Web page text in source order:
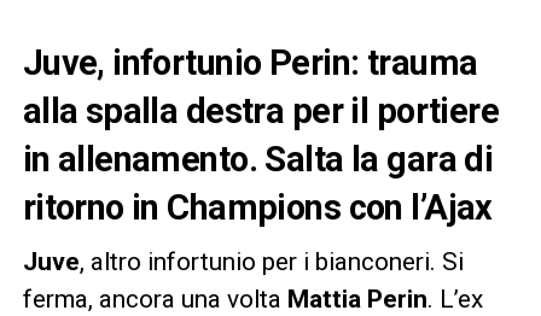
Juve, infortunio Perin: trauma
alla spalla destra per il portiere
in allenamento. Salta la gara di
ritorno in Champions con l’Ajax
Juve, altro infortunio per i bianconeri. Si
ferma, ancora una volta Mattia Perin. L’ex